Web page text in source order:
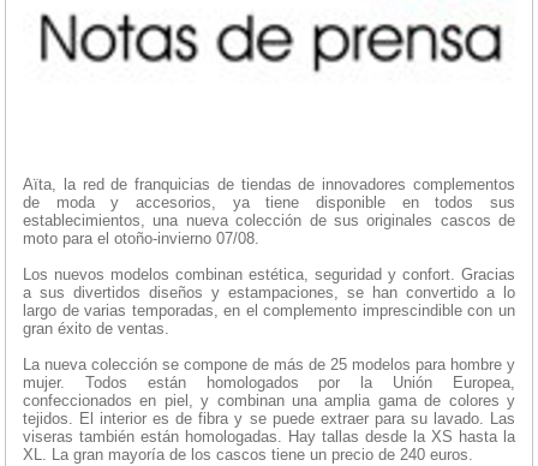
Aïta, la red de franquicias de tiendas de innovadores complementos
de moda y accesorios, ya tiene disponible en todos sus
establecimientos, una nueva colección de sus originales cascos de
moto para el otoño-invierno 07/08.
Los nuevos modelos combinan estética, seguridad y confort. Gracias
a sus divertidos diseños y estampaciones, se han convertido a lo
largo de varias temporadas, en el complemento imprescindible con un
gran éxito de ventas.
La nueva colección se compone de más de 25 modelos para hombre y
mujer. Todos están homologados por la Unión Europea,
confeccionados en piel, y combinan una amplia gama de colores y
tejidos. El interior es de fibra y se puede extraer para su lavado. Las
viseras también están homologadas. Hay tallas desde la XS hasta la
XL. La gran mayoría de los cascos tiene un precio de 240 euros.